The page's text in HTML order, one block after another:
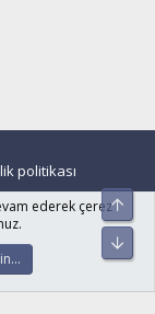
politikası
Ltd.
ederek çerez Üst
Alt